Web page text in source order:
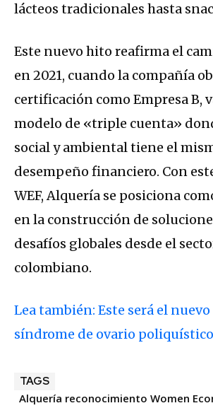
lácteos tradicionales hasta
Este nuevo hito reafirma el
en 2021, cuando la compañía
certificación como Empresa B,
modelo de «triple cuenta»
social y ambiental tiene el
desempeño financiero. Con
WEF, Alquería se posiciona
en la construcción de
desafíos globales desde el
colombiano.
Lea también: Este será el
síndrome de ovario poliquístico
TAGS
Alquería reconocimiento Women